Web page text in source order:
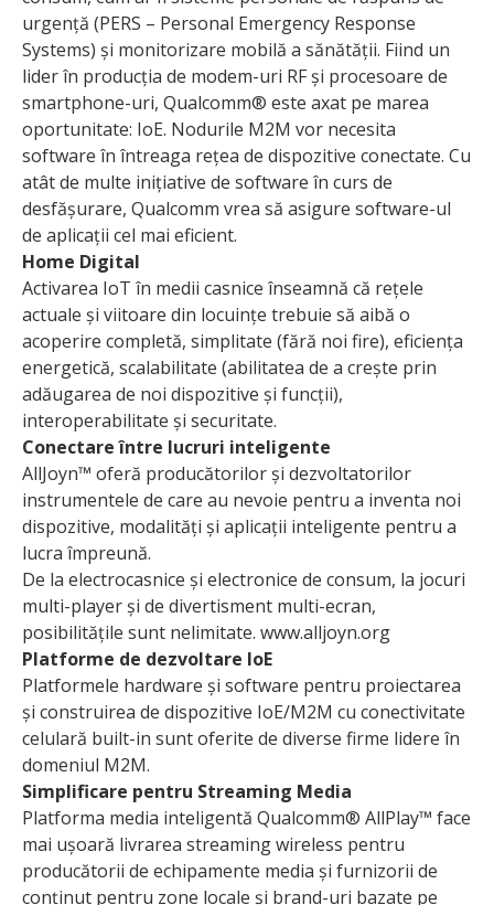
urgență (PERS – Personal Emergency Response
Systems) și monitorizare mobilă a sănătății. Fiind un
lider în producția de modem-uri RF și procesoare de
smartphone-uri, Qualcomm® este axat pe marea
oportunitate: IoE. Nodurile M2M vor necesita
software în întreaga rețea de dispozitive conectate. Cu
atât de multe inițiative de software în curs de
desfășurare, Qualcomm vrea să asigure software-ul
de aplicații cel mai eficient.
Home Digital
Activarea IoT în medii casnice înseamnă că rețele
actuale și viitoare din locuințe trebuie să aibă o
acoperire completă, simplitate (fără noi fire), eficiența
energetică, scalabilitate (abilitatea de a crește prin
adăugarea de noi dispozitive și funcții),
interoperabilitate și securitate.
Conectare între lucruri inteligente
AllJoyn™ oferă producătorilor și dezvoltatorilor
instrumentele de care au nevoie pentru a inventa noi
dispozitive, modalități și aplicații inteligente pentru a
lucra împreună.
De la electrocasnice și electronice de consum, la jocuri
multi-player și de divertisment multi-ecran,
posibilitățile sunt nelimitate. www.alljoyn.org
Platforme de dezvoltare IoE
Platformele hardware și software pentru proiec­tarea
și construirea de dispozitive IoE/M2M cu conectivitate
celulară built-in sunt oferite de diverse firme lidere în
domeniul M2M.
Simplificare pentru Streaming Media
Platforma media inteligentă Qualcomm® AllPlay™ face
mai ușoară livrarea streaming wireless pentru
producătorii de echipamente media și furnizorii de
conținut pentru zone locale și brand-uri bazate pe